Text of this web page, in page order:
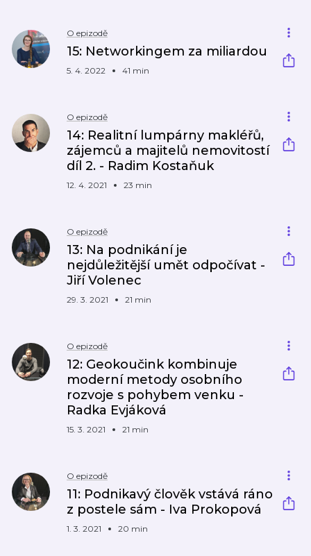
O epizodě
15: Networkingem za miliardou
5. 4. 2022 41 min
O epizodě
14: Realitní lumpárny makléřů,
zájemců a majitelů nemovitostí
díl 2. - Radim Kostaňuk
12. 4. 2021 23 min
O epizodě
13: Na podnikání je
nejdůležitější umět odpočívat -
Jiří Volenec
29. 3. 2021 21 min
O epizodě
12: Geokoučink kombinuje
moderní metody osobního
rozvoje s pohybem venku -
Radka Evjáková
15. 3. 2021 21 min
O epizodě
11: Podnikavý člověk vstává ráno
z postele sám - Iva Prokopová
1. 3. 2021 20 min